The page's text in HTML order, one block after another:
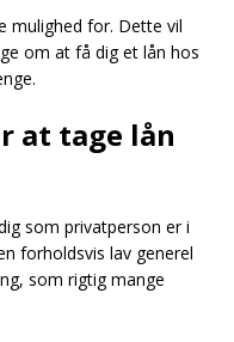
mulighed for. Dette vil
om at få dig et lån hos
at tage lån
som privatperson er i
forholdsvis lav generel
som rigtig mange